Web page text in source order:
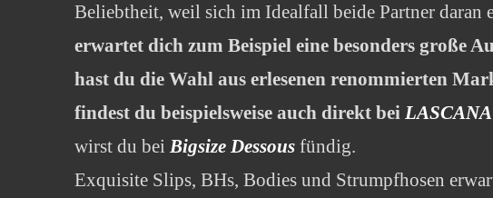
Beliebtheit, weil sich im Idealfall beide Partner daran
erwartet dich zum Beispiel eine besonders große
hast du die Wahl aus erlesenen renommierten
findest du beispielsweise auch direkt bei LASCANA
wirst du bei Bigsize Dessous fündig.
Exquisite Slips, BHs, Bodies und Strumpfhosen